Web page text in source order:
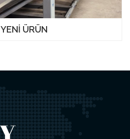
YENİ ÜRÜN